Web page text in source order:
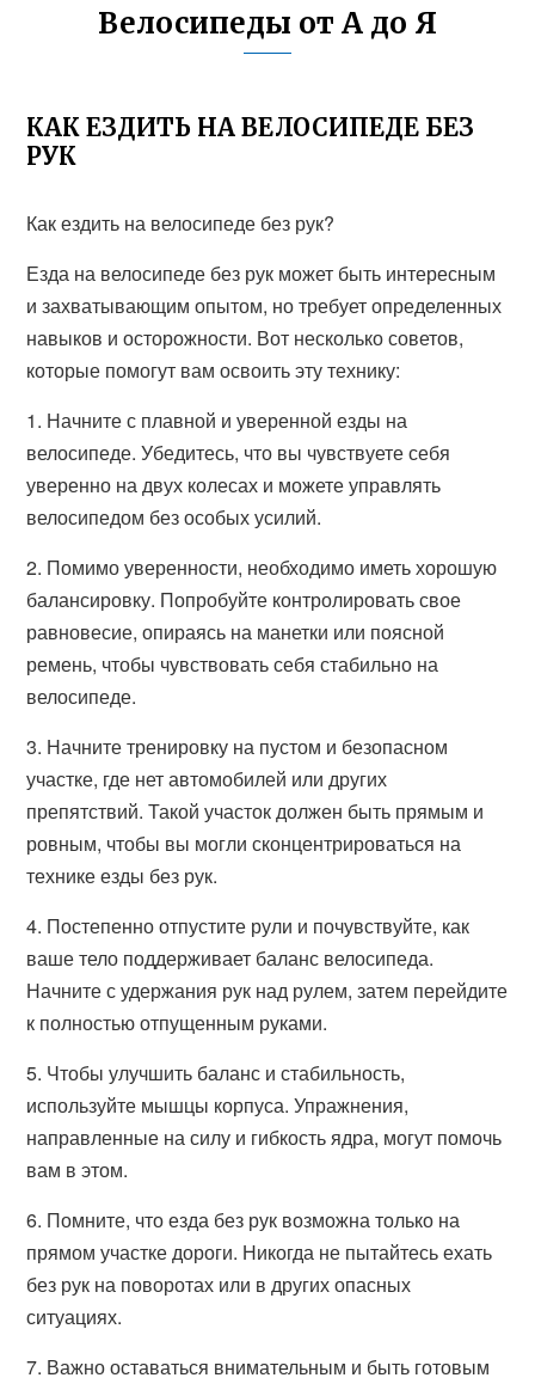
Велосипеды от А до Я
КАК ЕЗДИТЬ НА ВЕЛОСИПЕДЕ БЕЗ
РУК
Как ездить на велосипеде без рук?
Езда на велосипеде без рук может быть интересным
и захватывающим опытом, но требует определенных
навыков и осторожности. Вот несколько советов,
которые помогут вам освоить эту технику:
1. Начните с плавной и уверенной езды на
велосипеде. Убедитесь, что вы чувствуете себя
уверенно на двух колесах и можете управлять
велосипедом без особых усилий.
2. Помимо уверенности, необходимо иметь хорошую
балансировку. Попробуйте контролировать свое
равновесие, опираясь на манетки или поясной
ремень, чтобы чувствовать себя стабильно на
велосипеде.
3. Начните тренировку на пустом и безопасном
участке, где нет автомобилей или других
препятствий. Такой участок должен быть прямым и
ровным, чтобы вы могли сконцентрироваться на
технике езды без рук.
4. Постепенно отпустите рули и почувствуйте, как
ваше тело поддерживает баланс велосипеда.
Начните с удержания рук над рулем, затем перейдите
к полностью отпущенным руками.
5. Чтобы улучшить баланс и стабильность,
используйте мышцы корпуса. Упражнения,
направленные на силу и гибкость ядра, могут помочь
вам в этом.
6. Помните, что езда без рук возможна только на
прямом участке дороги. Никогда не пытайтесь ехать
без рук на поворотах или в других опасных
ситуациях.
7. Важно оставаться внимательным и быть готовым